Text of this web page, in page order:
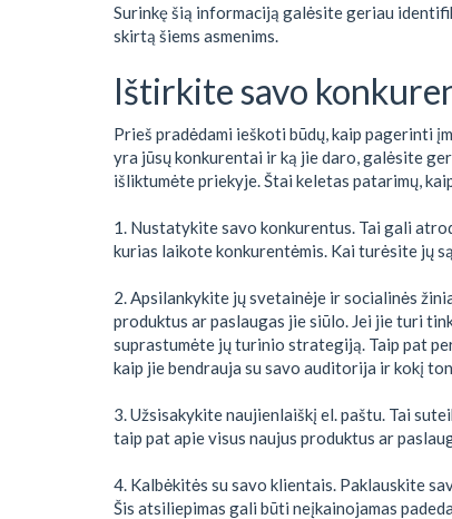
Surinkę šią informaciją galėsite geriau
skirtą šiems asmenims.
Ištirkite savo
Prieš pradėdami ieškoti būdų, kaip pagerinti
yra jūsų konkurentai ir ką jie daro, galėsite
išliktumėte priekyje. Štai keletas patarimų,
1. Nustatykite savo konkurentus. Tai gali
kurias laikote konkurentėmis. Kai turėsite jų
2. Apsilankykite jų svetainėje ir socialinės
produktus ar paslaugas jie siūlo. Jei jie turi
suprastumėte jų turinio strategiją. Taip pat
kaip jie bendrauja su savo auditorija ir kokį
3. Užsisakykite naujienlaiškį el. paštu. Tai
taip pat apie visus naujus produktus ar
4. Kalbėkitės su savo klientais. Paklauskite
Šis atsiliepimas gali būti neįkainojamas